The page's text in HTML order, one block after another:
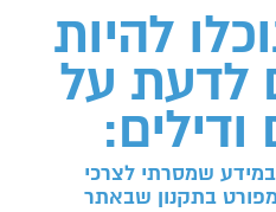
להיות
לדעת על
שמסרתי לצרכי
בתקנון שבאתר